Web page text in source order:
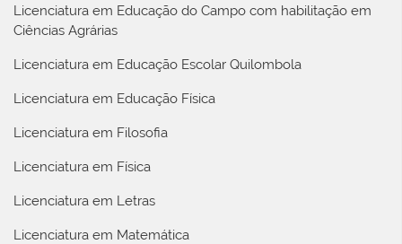
Licenciatura em Educação do Campo com habilitação em
Ciências Agrárias
Licenciatura em Educação Escolar Quilombola
Licenciatura em Educação Física
Licenciatura em Filosofia
Licenciatura em Física
Licenciatura em Letras
Licenciatura em Matemática